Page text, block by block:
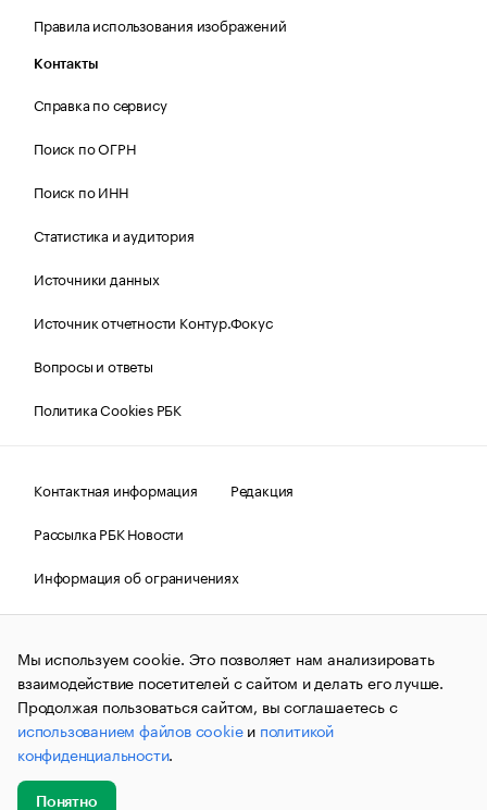
Правила использования изображений
Контакты
Справка по сервису
Поиск по ОГРН
Поиск по ИНН
Статистика и аудитория
Источники данных
Источник отчетности Контур.Фокус
Вопросы и ответы
Политика Cookies РБК
Контактная информация
Редакция
Рассылка РБК Новости
Информация об ограничениях
Правовая информация
О соблюдении авторских прав
© АО «РОСБИЗНЕСКОНСАЛТИНГ»,1995–2026.Сообщения
и материалы информационного агентства «РБК»
(зарегистрировано Федеральной службой по надзору в сфере
связи, информационных технологий и массовых
коммуникаций (Роскомнадзор) 09.12.2015 за номером ИА
№ФС77-63848) сопровождаются пометкой «РБК». Отдельные
публикации могут содержать информацию,
не предназначенную для пользователей
до 18 лет.
Мы используем cookie. Это позволяет нам анализировать
взаимодействие посетителей с сайтом и делать его лучше.
Продолжая пользоваться сайтом, вы соглашаетесь с
использованием файлов cookieи политикой
конфиденциальности.
Понятно